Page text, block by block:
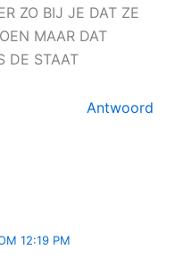
ZO BIJ JE DAT ZE
MAAR DAT
DE STAAT
Antwoord
12:19 PM